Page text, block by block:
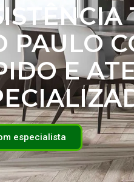
PAULO
E
especialista